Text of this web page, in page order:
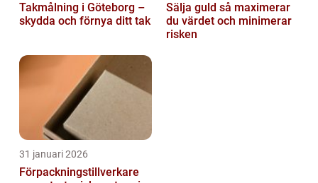
Takmålning i Göteborg –
skydda och förnya ditt tak
Sälja guld så maximerar
du värdet och minimerar
risken
31 januari 2026
Förpackningstillverkare